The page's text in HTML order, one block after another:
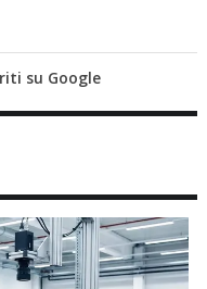
su Google